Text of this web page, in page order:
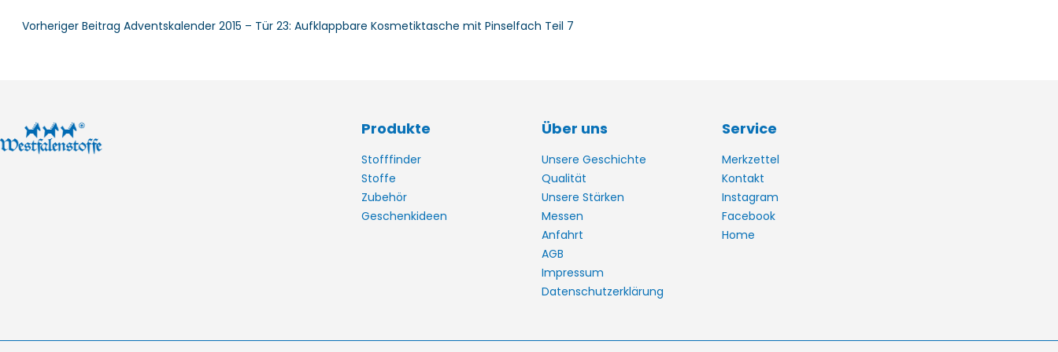
Vorheriger Beitrag Adventskalender 2015 – Tür 23: Aufklappbare Kosmetiktasche mit Pinselfach Teil 7
Produkte
Stofffinder
Stoffe
Zubehör
Geschenkideen
Über uns
Unsere Geschichte
Qualität
Unsere Stärken
Messen
Anfahrt
AGB
Impressum
Datenschutzerklärung
Service
Merkzettel
Kontakt
Instagram
Facebook
Home